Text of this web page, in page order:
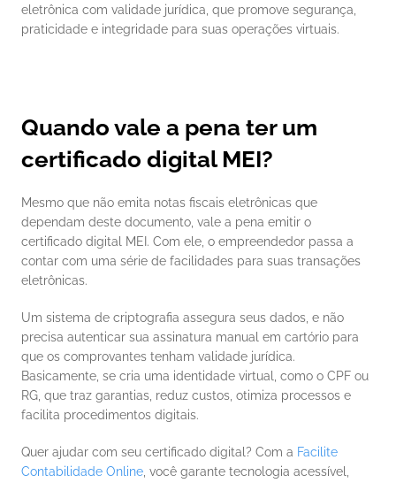
eletrônica com validade jurídica, que promove segurança,
praticidade e integridade para suas operações virtuais.
Quando vale a pena ter um
certificado digital MEI?
Mesmo que não emita notas fiscais eletrônicas que
dependam deste documento, vale a pena emitir o
certificado digital MEI. Com ele, o empreendedor passa a
contar com uma série de facilidades para suas transações
eletrônicas.
Um sistema de criptografia assegura seus dados, e não
precisa autenticar sua assinatura manual em cartório para
que os comprovantes tenham validade jurídica.
Basicamente, se cria uma identidade virtual, como o CPF ou
RG, que traz garantias, reduz custos, otimiza processos e
facilita procedimentos digitais.
Quer ajudar com seu certificado digital? Com a Facilite
Contabilidade Online, você garante tecnologia acessível,